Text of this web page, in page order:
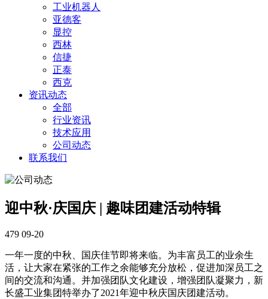
工业机器人
亚德客
显控
西林
信捷
正泰
西克
资讯动态
全部
行业资讯
技术应用
公司动态
联系我们
迎中秋·庆国庆 | 趣味团建活动特辑
479 09-20
一年一度的中秋、国庆佳节即将来临。为丰富员工的业余生
活，让大家在紧张的工作之余能够充分放松，促进加深员工之
间的交流和沟通。并加强团队文化建设，增强团队凝聚力，新
长盛工业集团特举办了2021年迎中秋庆国庆团建活动。